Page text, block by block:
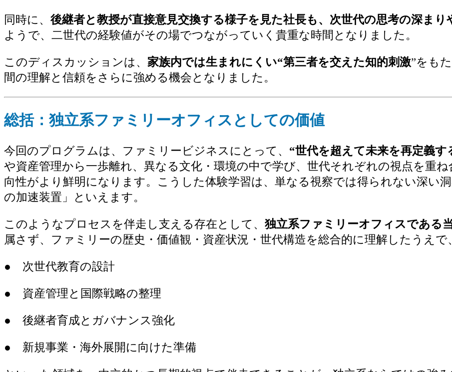
同時に、 後継者と教授が直接意見交換する様子を見た社長も、次世代の思考の深ま
ようで、二世代の経験値がその場でつながっていく貴重な時間となりました。
このディスカッションは、 家族内では生まれにくい“第三者を交えた知的刺激”をも
間の理解と信頼をさらに強める機会となりました。
総括：独立系ファミリーオフィスとしての価値
今回のプログラムは、ファミリービジネスにとって、 “世代を超えて未来を再定義す
や資産管理から一歩離れ、異なる文化・環境の中で学び、世代それぞれの視点を重
向性がより鮮明になります。こうした体験学習は、単なる視察では得られない深い
の加速装置」といえます。
このようなプロセスを伴走し支える存在として、 独立系ファミリーオフィスである
属さず、ファミリーの歴史・価値観・資産状況・世代構造を総合的に理解したうえで
● 次世代教育の設計
● 資産管理と国際戦略の整理
● 後継者育成とガバナンス強化
● 新規事業・海外展開に向けた準備